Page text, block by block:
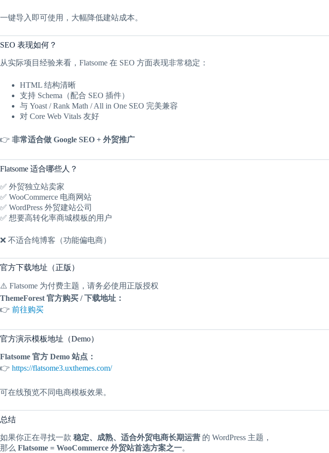
一键导入即可使用，大幅降低建站成本。
SEO 表现如何？
从实际项目经验来看，Flatsome 在 SEO 方面表现非常稳定：
HTML 结构清晰
支持 Schema（配合 SEO 插件）
与 Yoast / Rank Math / All in One SEO 完美兼容
对 Core Web Vitals 友好
👉 非常适合做 Google SEO + 外贸推广
Flatsome 适合哪些人？
✅ 外贸独立站卖家
✅ WooCommerce 电商网站
✅ WordPress 外贸建站公司
✅ 想要高转化率商城模板的用户
❌ 不适合纯博客（功能偏电商）
官方下载地址（正版）
⚠️ Flatsome 为付费主题，请务必使用正版授权
ThemeForest 官方购买 / 下载地址：
👉 前往购买
官方演示模板地址（Demo）
Flatsome 官方 Demo 站点：
👉 https://flatsome3.uxthemes.com/
可在线预览不同电商模板效果。
总结
如果你正在寻找一款 稳定、成熟、适合外贸电商长期运营 的 WordPress 主题，
那么 Flatsome = WooCommerce 外贸站首选方案之一。